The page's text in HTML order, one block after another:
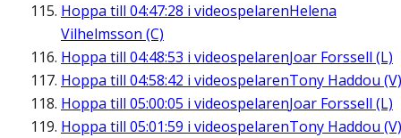
Hoppa till 04:47:28 i videospelarenHelena
Vilhelmsson (C)
Hoppa till 04:48:53 i videospelarenJoar Forssell (L)
Hoppa till 04:58:42 i videospelarenTony Haddou (V)
Hoppa till 05:00:05 i videospelarenJoar Forssell (L)
Hoppa till 05:01:59 i videospelarenTony Haddou (V)